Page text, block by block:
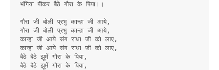
भंगिया पीकर बैठे गौरा के पिया।।
गौरा जी बोली प्रभु कान्हा जी आये,
गौरा जी बोली प्रभु कान्हा जी आये,
कान्हा जी आये संग राधा जी को लाए,
कान्हा जी आये संग राधा जी को लाए,
बैठे बैठे झूमें गौरा के पिया,
बैठे बैठे झूमें गौरा के पिया,